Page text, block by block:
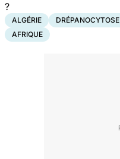
?
ALGÉRIE DRÉPANOCYTOSE
AFRIQUE